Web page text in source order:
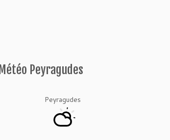
Météo Peyragudes
Peyragudes